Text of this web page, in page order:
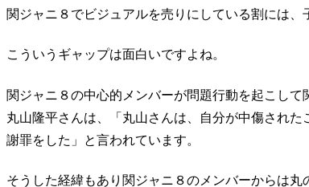
関ジャニ８でビジュアルを売りにしている割には、
こういうギャップは面白いですよね。
関ジャニ８の中心的メンバーが問題行動を起こし
丸山隆平さんは、「丸山さんは、自分が中傷され
謝罪をした」と言われています。
そうした経緯もあり関ジャニ８のメンバーからは